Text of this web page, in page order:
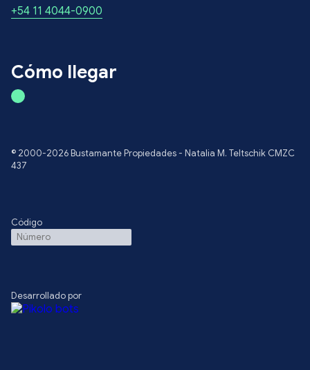
+54 11 4044-0900
Cómo llegar
© 2000-2026 Bustamante Propiedades - Natalia M. Teltschik CMZC
437
Código
Desarrollado por